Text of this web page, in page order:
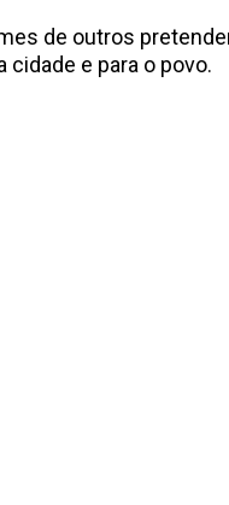
de outros
e para o povo.